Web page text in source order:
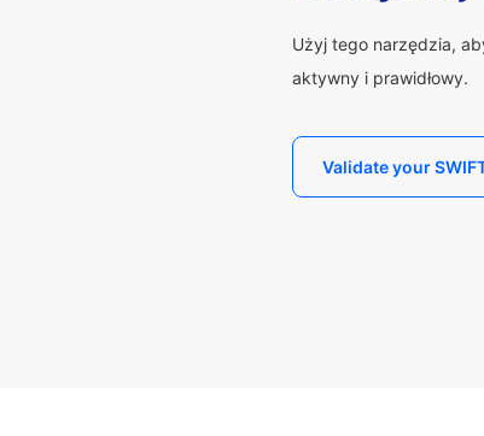
Użyj tego narzędzia,
aktywny i prawidłowy.
Validate your